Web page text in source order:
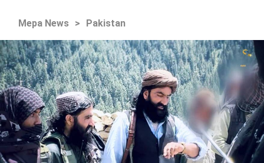
Mepa News > Pakistan